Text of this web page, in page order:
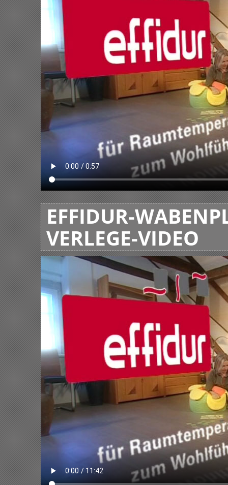
EFFIDUR-
VERLEGE-VIDEO